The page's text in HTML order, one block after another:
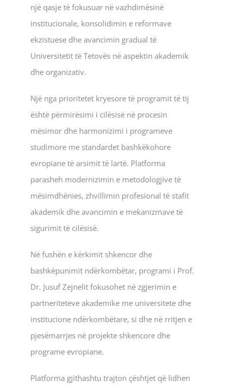
një qasje të fokusuar në vazhdimësinë
institucionale, konsolidimin e reformave
ekzistuese dhe avancimin gradual të
Universitetit të Tetovës në aspektin akademik
dhe organizativ.
Një nga prioritetet kryesore të programit të tij
është përmirësimi i cilësisë në procesin
mësimor dhe harmonizimi i programeve
studimore me standardet bashkëkohore
evropiane të arsimit të lartë. Platforma
parasheh modernizimin e metodologjive të
mësimdhënies, zhvillimin profesional të stafit
akademik dhe avancimin e mekanizmave të
sigurimit të cilësisë.
Në fushën e kërkimit shkencor dhe
bashkëpunimit ndërkombëtar, programi i Prof.
Dr. Jusuf Zejnelit fokusohet në zgjerimin e
partneriteteve akademike me universitete dhe
institucione ndërkombëtare, si dhe në rritjen e
pjesëmarrjes në projekte shkencore dhe
programe evropiane.
Platforma gjithashtu trajton çështjet që lidhen